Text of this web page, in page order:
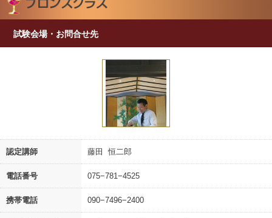
試験会場・お問合せ先
認定講師 藤田 恒二郎
電話番号 075−781−4525
携帯電話 090−7496−2400